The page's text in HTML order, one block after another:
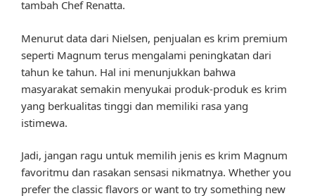
tambah Chef Renatta.
Menurut data dari Nielsen, penjualan es krim premium
seperti Magnum terus mengalami peningkatan dari
tahun ke tahun. Hal ini menunjukkan bahwa
masyarakat semakin menyukai produk-produk es krim
yang berkualitas tinggi dan memiliki rasa yang
istimewa.
Jadi, jangan ragu untuk memilih jenis es krim Magnum
favoritmu dan rasakan sensasi nikmatnya. Whether you
prefer the classic flavors or want to try something new